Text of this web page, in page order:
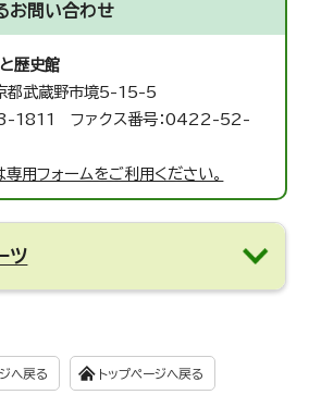
お問い合わせ
歴史館
武蔵野市境5-15-5
1811 ファクス番号：0422-52-
用フォームをご利用ください。
ツ
へ戻る トップページへ戻る